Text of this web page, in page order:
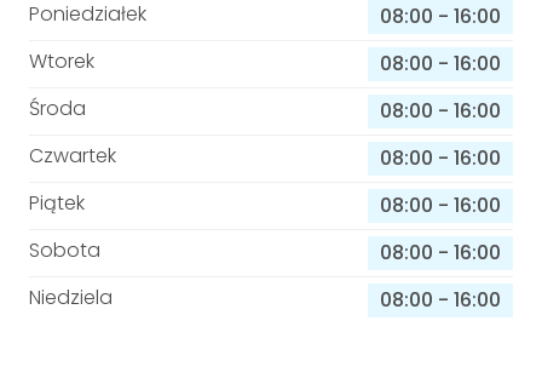
Poniedziałek 08:00 - 16:00
Wtorek
08:00 - 16:00
Środa
08:00 - 16:00
Czwartek
08:00 - 16:00
Piątek
08:00 - 16:00
Sobota
08:00 - 16:00
Niedziela
08:00 - 16:00